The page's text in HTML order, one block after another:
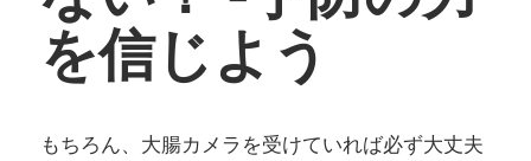
を信じよう
もちろん、大腸カメラを受けていれば必ず大丈夫